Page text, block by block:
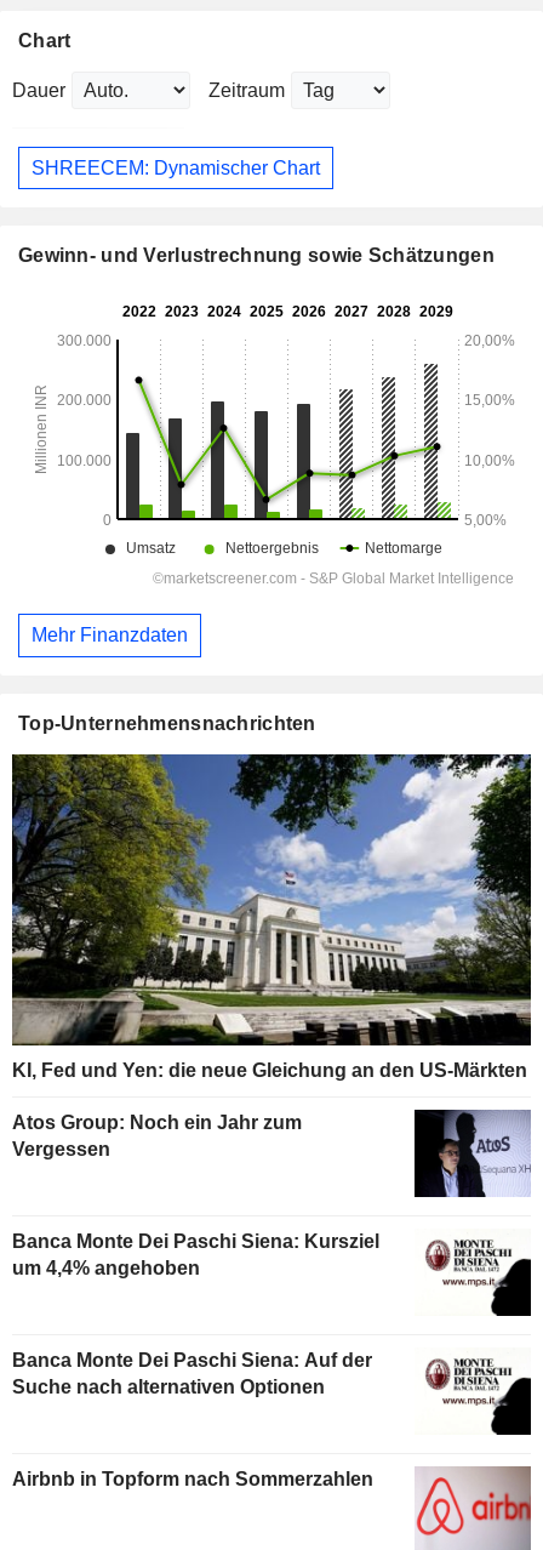
Chart
Dauer Zeitraum
SHREECEM: Dynamischer Chart
Gewinn- und Verlustrechnung sowie Schätzungen
Mehr Finanzdaten
Top-Unternehmensnachrichten
KI, Fed und Yen: die neue Gleichung an den US-Märkten
Atos Group: Noch ein Jahr zum
Vergessen
Banca Monte Dei Paschi Siena: Kursziel
um 4,4% angehoben
Banca Monte Dei Paschi Siena: Auf der
Suche nach alternativen Optionen
Airbnb in Topform nach Sommerzahlen